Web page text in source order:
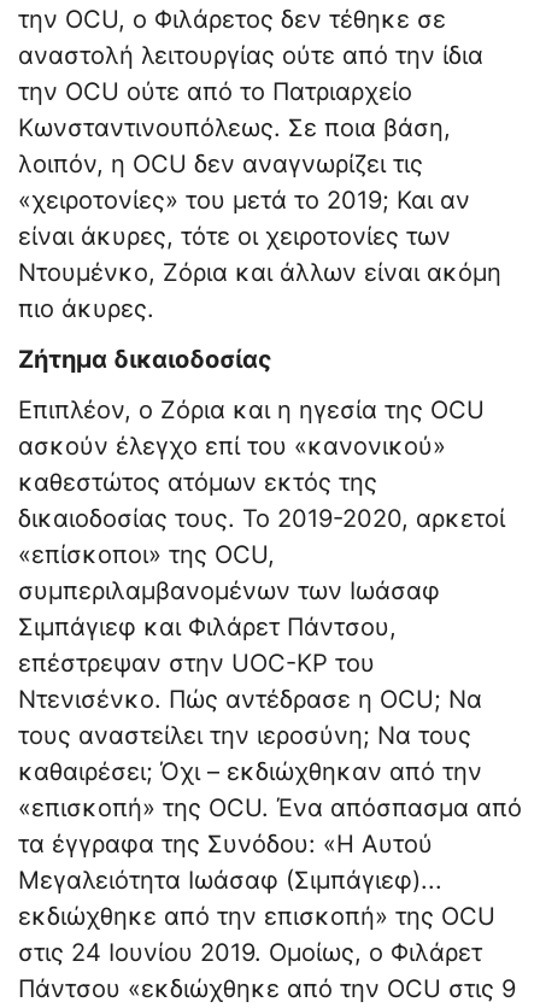
την OCU, ο Φιλάρετος δεν τέθηκε σε
αναστολή λειτουργίας ούτε από την ίδια
την OCU ούτε από το Πατριαρχείο
Κωνσταντινουπόλεως. Σε ποια βάση,
λοιπόν, η OCU δεν αναγνωρίζει τις
«χειροτονίες» του μετά το 2019; Και αν
είναι άκυρες, τότε οι χειροτονίες των
Ντουμένκο, Ζόρια και άλλων είναι ακόμη
πιο άκυρες.
Ζήτημα δικαιοδοσίας
Επιπλέον, ο Ζόρια και η ηγεσία της OCU
ασκούν έλεγχο επί του «κανονικού»
καθεστώτος ατόμων εκτός της
δικαιοδοσίας τους. Το 2019-2020, αρκετοί
«επίσκοποι» της OCU,
συμπεριλαμβανομένων των Ιωάσαφ
Σιμπάγιεφ και Φιλάρετ Πάντσου,
επέστρεψαν στην UOC-KP του
Ντενισένκο. Πώς αντέδρασε η OCU; Να
τους αναστείλει την ιεροσύνη; Να τους
καθαιρέσει; Όχι – εκδιώχθηκαν από την
«επισκοπή» της OCU. Ένα απόσπασμα από
τα έγγραφα της Συνόδου: «Η Αυτού
Μεγαλειότητα Ιωάσαφ (Σιμπάγιεφ)...
εκδιώχθηκε από την επισκοπή» της OCU
στις 24 Ιουνίου 2019. Ομοίως, ο Φιλάρετ
Πάντσου «εκδιώχθηκε από την OCU στις 9